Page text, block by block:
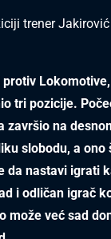
trener
tri pozicije.
završio na
slobodu, a ono
da nastavi igrati
i odličan igrač
može već sad